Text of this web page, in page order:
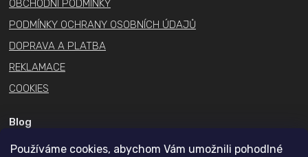
Používáme cookies, abychom Vám umožnili pohodlné
ý
OBCHODNÍ PODMÍNKY
PODMÍNKY OCHRANY OSOBNÍCH ÚDAJŮ
DOPRAVA A PLATBA
REKLAMACE
COOKIES
Blog
Dávkování kreatinu